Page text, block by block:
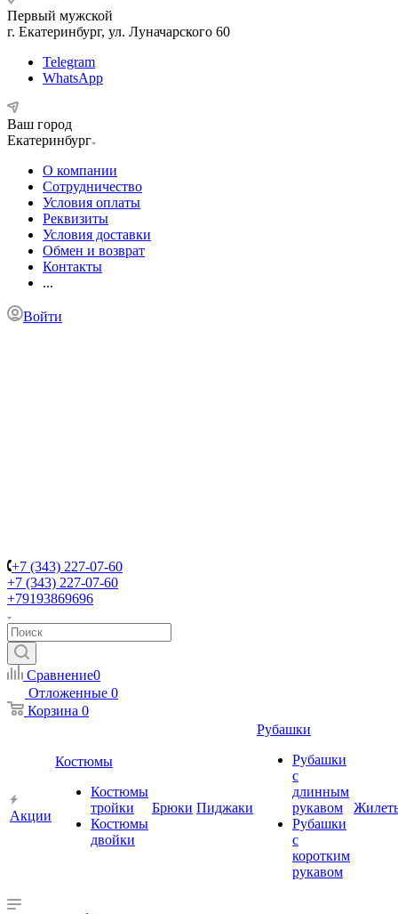
Первый мужской
г. Екатеринбург, ул. Луначарского 60
Telegram
WhatsApp
Ваш город
Екатеринбург
О компании
Сотрудничество
Условия оплаты
Реквизиты
Условия доставки
Обмен и возврат
Контакты
...
Войти
+7 (343) 227-07-60
+7 (343) 227-07-60
+79193869696
Сравнение0
Отложенные 0
Корзина 0
Акции
Костюмы
Костюмы
тройки
Костюмы
двойки
Брюки Пиджаки
Рубашки
Рубашки
с
длинным
рукавом
Рубашки
с
коротким
рукавом